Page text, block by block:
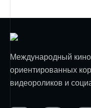
Международный
ориентированных
видеороликов и